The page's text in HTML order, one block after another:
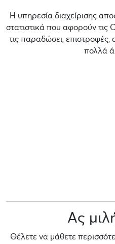
Η υπηρεσία διαχείρισης
στατιστικά που αφορούν
τις παραδώσει,
πολλά
Ας
Θέλετε να μάθετε